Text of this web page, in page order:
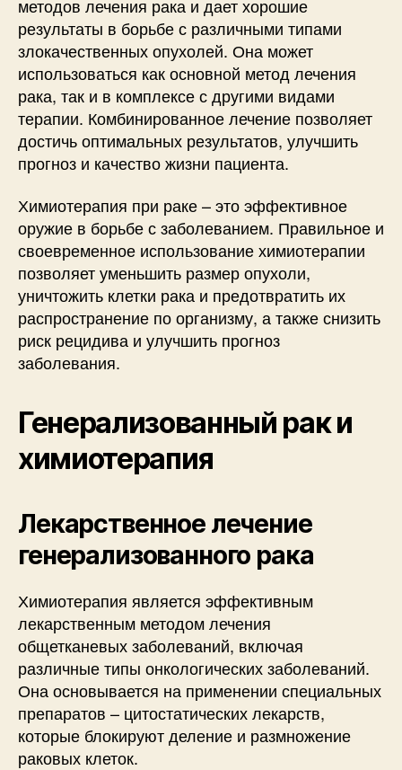
методов лечения рака и дает хорошие
результаты в борьбе с различными типами
злокачественных опухолей. Она может
использоваться как основной метод лечения
рака, так и в комплексе с другими видами
терапии. Комбинированное лечение позволяет
достичь оптимальных результатов, улучшить
прогноз и качество жизни пациента.
Химиотерапия при раке – это эффективное
оружие в борьбе с заболеванием. Правильное и
своевременное использование химиотерапии
позволяет уменьшить размер опухоли,
уничтожить клетки рака и предотвратить их
распространение по организму, а также снизить
риск рецидива и улучшить прогноз
заболевания.
Генерализованный рак и
химиотерапия
Лекарственное лечение
генерализованного рака
Химиотерапия является эффективным
лекарственным методом лечения
общетканевых заболеваний, включая
различные типы онкологических заболеваний.
Она основывается на применении специальных
препаратов – цитостатических лекарств,
которые блокируют деление и размножение
раковых клеток.